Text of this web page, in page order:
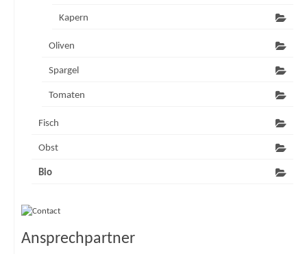
Kapern
Oliven
Spargel
Tomaten
Fisch
Obst
Bio
Ansprechpartner